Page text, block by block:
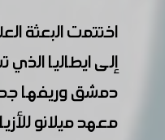
اختتمت البعثة
إلى ايطاليا
دمشق وريفها
معهد ميلانو